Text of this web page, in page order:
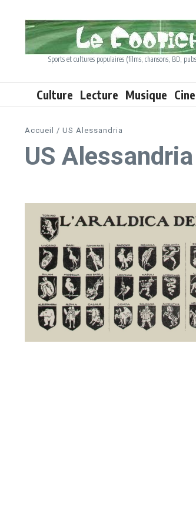
Sports et cultures populaires (films, chansons, BD,
Culture Lecture Musique
Accueil / US Alessandria
US Alessandria